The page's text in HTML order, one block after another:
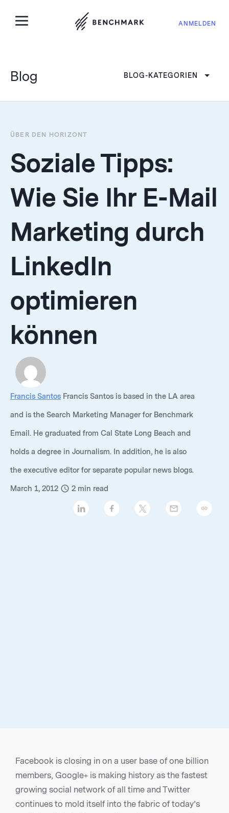
ANMELDEN
Blog BLOG-KATEGORIEN
ÜBER DEN HORIZONT
Soziale Tipps:
Wie Sie Ihr E-Mail
Marketing durch
LinkedIn
optimieren
können
Francis Santos Francis Santos is based in the LA area
and is the Search Marketing Manager for Benchmark
Email. He graduated from Cal State Long Beach and
holds a degree in Journalism. In addition, he is also
the executive editor for separate popular news blogs.
March 1, 2012 2 min read
Facebook is closing in on a user base of one billion
members, Google+ is making history as the fastest
growing social network of all time and Twitter
continues to mold itself into the fabric of today’s